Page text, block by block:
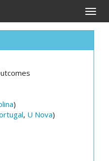
Toggle
)
, U Nova)